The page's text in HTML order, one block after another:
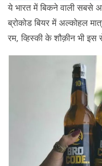
ये भारत में बिकने वाली सबसे
ब्रोकोड बियर में अल्कोहल
रम, व्हिस्की के शौक़ीन भी